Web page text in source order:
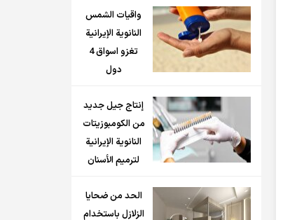
واقيات الشمس
النانوية الإيرانية
تغزو اسواق 4
دول
إنتاج جيل جديد
من الكومبوزيتات
النانوية الإيرانية
لترميم الأسنان
الحد من ضحايا
الزلازل باستخدام